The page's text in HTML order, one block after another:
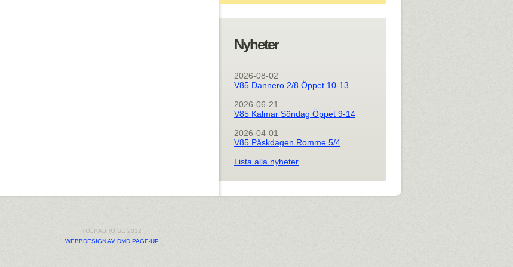
Nyheter
2026-08-02
V85 Dannero 2/8 Öppet 10-13
2026-06-21
V85 Kalmar Söndag Öppet 9-14
2026-04-01
V85 Påskdagen Romme 5/4
Lista alla nyheter
TOLKABRO.SE 2012
WEBBDESIGN AV DMD PAGE-UP